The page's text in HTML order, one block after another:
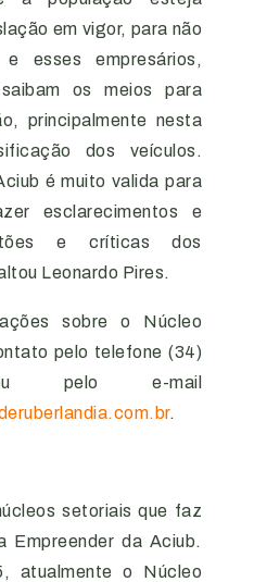
em vigor, para não
e esses empresários,
os meios para
principalmente nesta
dos veículos.
é muito valida para
esclarecimentos e
e críticas dos
Leonardo Pires.
sobre o Núcleo
pelo telefone (34)
pelo e-mail
.
setoriais que faz
Empreender da Aciub.
atualmente o Núcleo